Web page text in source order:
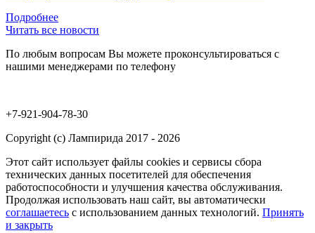
Читать все новости
По любым вопросам Вы можете проконсультироваться с
нашими менеджерами по телефону
+7-921-904-78-30
Copyright (c) Лампирида 2017 - 2026
Этот сайт использует файлы cookies и сервисы сбора
технических данных посетителей для обеспечения
работоспособности и улучшения качества обслуживания.
Продолжая использовать наш сайт, вы автоматически
соглашаетесь с использованием данных технологий. Принять
и закрыть